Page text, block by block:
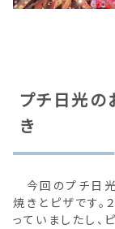
プチ日光の
き
今回のプチ日光
焼きとピザです。
っていましたし、